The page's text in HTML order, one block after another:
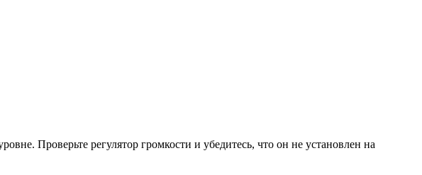
Проверьте регулятор громкости и убедитесь, что он не установлен на